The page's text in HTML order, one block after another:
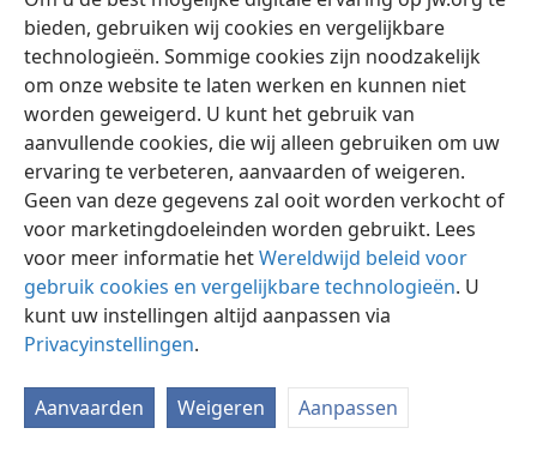
bieden, gebruiken wij cookies en vergelijkbare
technologieën. Sommige cookies zijn noodzakelijk
om onze website te laten werken en kunnen niet
worden geweigerd. U kunt het gebruik van
aanvullende cookies, die wij alleen gebruiken om uw
ervaring te verbeteren, aanvaarden of weigeren.
Geen van deze gegevens zal ooit worden verkocht of
voor marketingdoeleinden worden gebruikt. Lees
voor meer informatie hetWereldwijd beleid voor
gebruik cookies en vergelijkbare technologieën. U
kunt uw instellingen altijd aanpassen via
Privacyinstellingen.
Aanvaarden Weigeren Aanpassen
geesten enziekten waren genezen: Maria, die
Magdalena wordt genoemd, van wie zeven demonen
waren uitgegaan, en Johanna, de vrouw van Chuzas,
opzichter van Herodes, en Suzanna en vele andere
vrouwen, die hen van hun bezittingen dienden.” —
Lukas 8:1-3.
35. Hoe breidde Jezus de verkondiging van het evangelie uit?
35Niet alleen Jezus verkondigde echter het goede
nieuws van Gods koninkrijk, maar hij zond ook zijn
discipelen uit, die op soortgelijke wijze moesten
prediken. Na ruim een jaar door hem te zijn opgeleid,
werden zijn twaalf discipelen uitgezonden om
zelfstandig het koninkrijk te verkondigen. In
9:1, 2wordt ons verteld: „Toen riep hij de twaalf bijeen